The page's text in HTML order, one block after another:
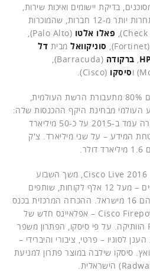
בדיקת יישומים ואיכות שירות,
וניהול רוחב פס. בתחום זה מתחרות יותר מ-12 חברות, שהמוכרות
פאלו אלטו (Palo Alto),
(Fortinet), סוניקוואל מבית דל
, ברקודה (Barracuda),
סיסקו (Cisco).
סיסקו, שנתביה ומתגיה מנהלים 80% מתעבורת הרשת העולמית,
העולמי מבחינת היקף ההכנסות שלה:
מחזור מכירות השנתי של החברה עמד ב-2015 על כ-50 מיליארד
המידע – על שני מיליארד. צ'ק
הכנס השנתי ה-25 של סיסקו, Cisco Live 2016, משך השבוע
לברלין מספר שיא של משתתפים – מעל 12 אלף לקוחות, שותפים
ומנהלי סיסקו באזור EMEA, מהם 16 מישראל. ההכרזה המרכזית בכנס
הייתה על Cisco Firepower 4100 Series – אפלאיינס חדש של
החברה במשפחת Firepower הוותיקה. על פי סיסקו, הפתרון משפר
לסוגיו – פרטי, ציבורי והיברידי –
סיסקו שילבה במוצר פתרון למניעת